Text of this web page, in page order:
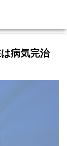
病気完治